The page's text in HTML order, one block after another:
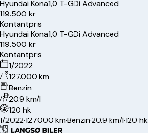
HyundaiKona1,0 T-GDi Advanced
119.500 kr
Kontantpris
HyundaiKona1,0 T-GDi Advanced
119.500 kr
Kontantpris
1/2022
127.000 km
Benzin
20.9 km/l
120 hk
1/2022·127.000 km·Benzin·20.9 km/l·120 hk